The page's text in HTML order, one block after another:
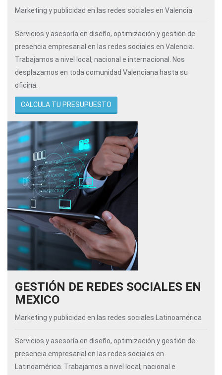
Marketing y publicidad en las redes sociales en Valencia
Servicios y asesoría en diseño, optimización y gestión de
presencia empresarial en las redes sociales en Valencia.
Trabajamos a nivel local, nacional e internacional. Nos
desplazamos en toda comunidad Valenciana hasta su
oficina.
CALCULA TU PRESUPUESTO
GESTIÓN DE REDES SOCIALES EN
MEXICO
Marketing y publicidad en las redes sociales Latinoamérica
Servicios y asesoría en diseño, optimización y gestión de
presencia empresarial en las redes sociales en
Latinoamérica. Trabajamos a nivel local, nacional e